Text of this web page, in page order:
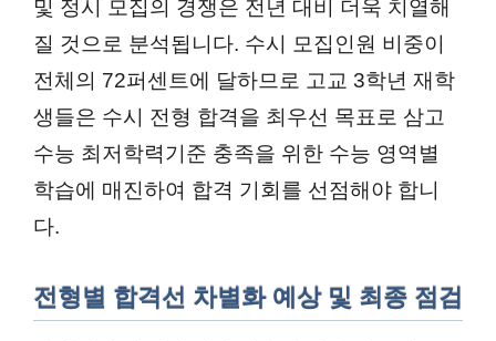
및 정시 모집의 경쟁은 전년 대비 더욱 치열해
질 것으로 분석됩니다. 수시 모집인원 비중이
전체의 72퍼센트에 달하므로 고교 3학년 재학
생들은 수시 전형 합격을 최우선 목표로 삼고
수능 최저학력기준 충족을 위한 수능 영역별
학습에 매진하여 합격 기회를 선점해야 합니
다.
전형별 합격선 차별화 예상 및 최종 점검